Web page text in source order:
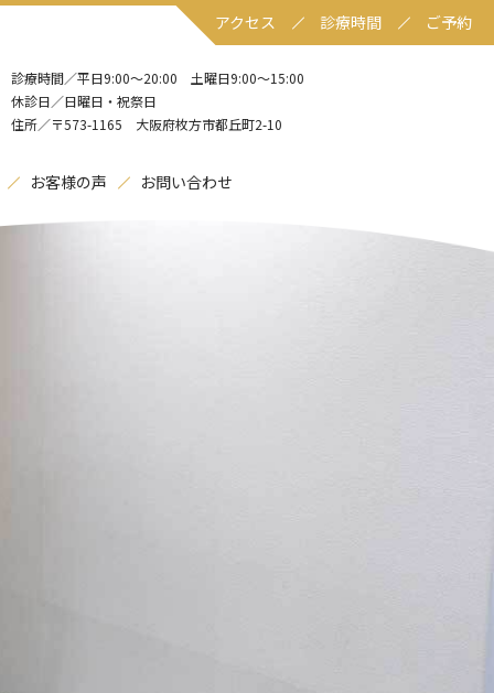
アクセス 診療時間 ご予約
診療時間／平日9:00〜20:00 土曜日9:00〜15:00
休診日／日曜日・祝祭日
住所／〒573-1165 大阪府枚方市都丘町2-10
お客様の声 お問い合わせ